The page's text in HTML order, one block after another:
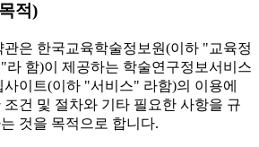
적)
관은 한국교육학술정보원(이하 "교육정
"라 함)이 제공하는 학술연구정보서비스
사이트(이하 "서비스" 라함)의 이용에
조건 및 절차와 기타 필요한 사항을 규
것을 목적으로 합니다.